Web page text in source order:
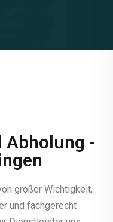
Abholung -
großer Wichtigkeit,
und fachgerecht